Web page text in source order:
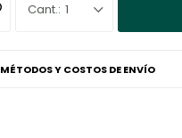
1
MÉTODOS Y COSTOS DE ENVÍO